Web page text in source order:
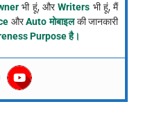
भी हूं, औरWriters भी हूं, मैं
औरAuto मोबाइलकी जानकारी
Purpose है।